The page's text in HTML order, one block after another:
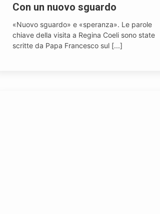
Con un nuovo sguardo
«Nuovo sguardo» e «speranza». Le parole
chiave della visita a Regina Coeli sono state
scritte da Papa Francesco sul [...]